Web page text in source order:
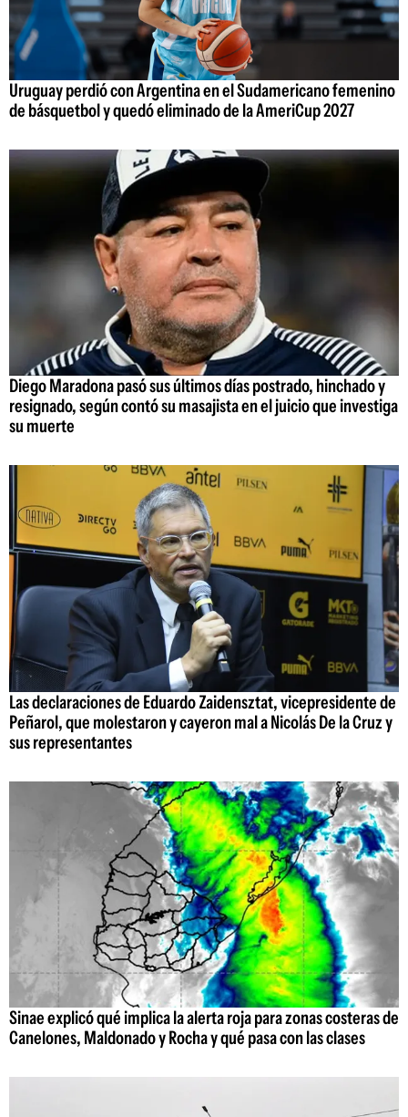
Uruguay perdió con Argentina en el Sudamericano femenino
de básquetbol y quedó eliminado de la AmeriCup 2027
Diego Maradona pasó sus últimos días postrado, hinchado y
resignado, según contó su masajista en el juicio que investiga
su muerte
Las declaraciones de Eduardo Zaidensztat, vicepresidente de
Peñarol, que molestaron y cayeron mal a Nicolás De la Cruz y
sus representantes
Sinae explicó qué implica la alerta roja para zonas costeras de
Canelones, Maldonado y Rocha y qué pasa con las clases